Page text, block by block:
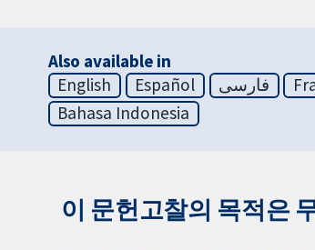
Also available in
English
Español فارسی
Bahasa Indonesia
이 문헌고찰의 목적은